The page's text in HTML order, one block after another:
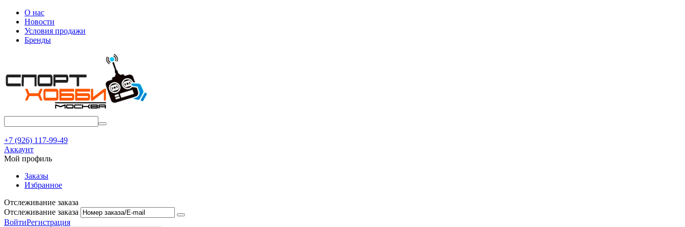
О нас
Новости
Условия продажи
Бренды
+7 (926) 117-99-49
Аккаунт
Мой профиль
Заказы
Избранное
Отслеживание заказа
Отслеживание заказа
ВойтиРегистрация